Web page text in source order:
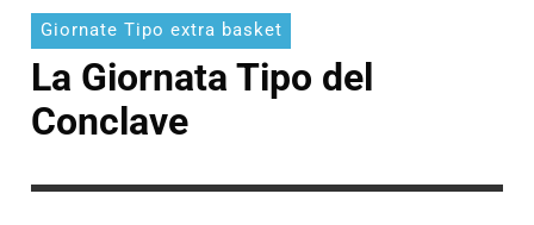
A.
Munno
Fantoni
Giornate Tipo extra basket
La Giornata Tipo del
Conclave